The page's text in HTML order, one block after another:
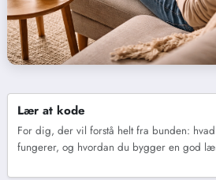
Lær at kode
For dig, der vil forstå helt fra bunden:
fungerer, og hvordan du bygger en god